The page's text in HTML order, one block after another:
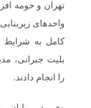
تهران و حومه
واحدهای
کامل به شرایط
بلیت جبرانی،
را انجام دادند.